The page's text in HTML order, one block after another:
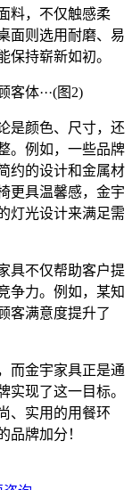
料，不仅触感柔
面则选用耐磨、易
保持崭新如初。
是颜色、尺寸，还
。例如，一些品牌
约的设计和金属材
更具温馨感，金宇
灯光设计来满足需
具不仅帮助客户提
争力。例如，某知
客满意度提升了
而金宇家具正是通
实现了这一目标。
、实用的用餐环
品牌加分！